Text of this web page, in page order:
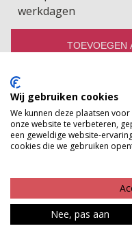
werkdagen
TOEVOEGEN
Gratis ophalen en
Bekijk voorraad
van een prachtige stof
Product kenmerken
Wij gebruiken cookies
We kunnen deze plaatsen
onze website te verbeteren,
een geweldige website-
cookies die we gebruiken
Nee, pas aan